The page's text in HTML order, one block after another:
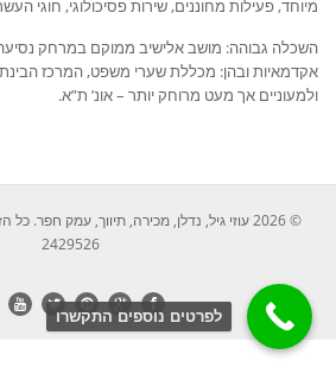
מיוחד, פעילות מחוננים, שירות פסיכולוגי, חוגי
השכלה גבוהה: מושב אלישיב ממוקם במרחק
אקדמאיות ובהן: מכללת שערי משפט, המרכז
ולמעוניים אך מעט מרוחק יותר – אונ’ ת”א.
2429526
לפרטים נוספים התקשרו